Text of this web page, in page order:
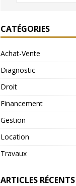
CATÉGORIES
Achat-Vente
Diagnostic
Droit
Financement
Gestion
Location
Travaux
ARTICLES RÉCENTS